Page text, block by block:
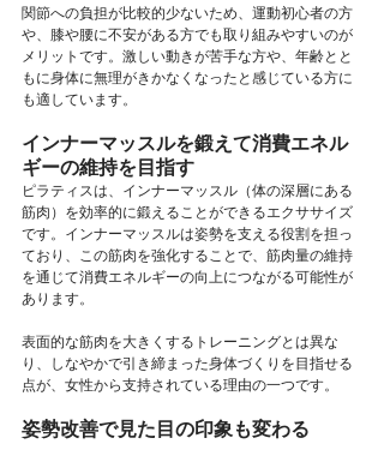
関節への負担が比較的少ないため、運動初心者の方
や、膝や腰に不安がある方でも取り組みやすいのが
メリットです。激しい動きが苦手な方や、年齢とと
もに身体に無理がきかなくなったと感じている方に
も適しています。
インナーマッスルを鍛えて消費エネル
ギーの維持を目指す
ピラティスは、インナーマッスル（体の深層にある
筋肉）を効率的に鍛えることができるエクササイズ
です。インナーマッスルは姿勢を支える役割を担っ
ており、この筋肉を強化することで、筋肉量の維持
を通じて消費エネルギーの向上につながる可能性が
あります。
表面的な筋肉を大きくするトレーニングとは異な
り、しなやかで引き締まった身体づくりを目指せる
点が、女性から支持されている理由の一つです。
姿勢改善で見た目の印象も変わる